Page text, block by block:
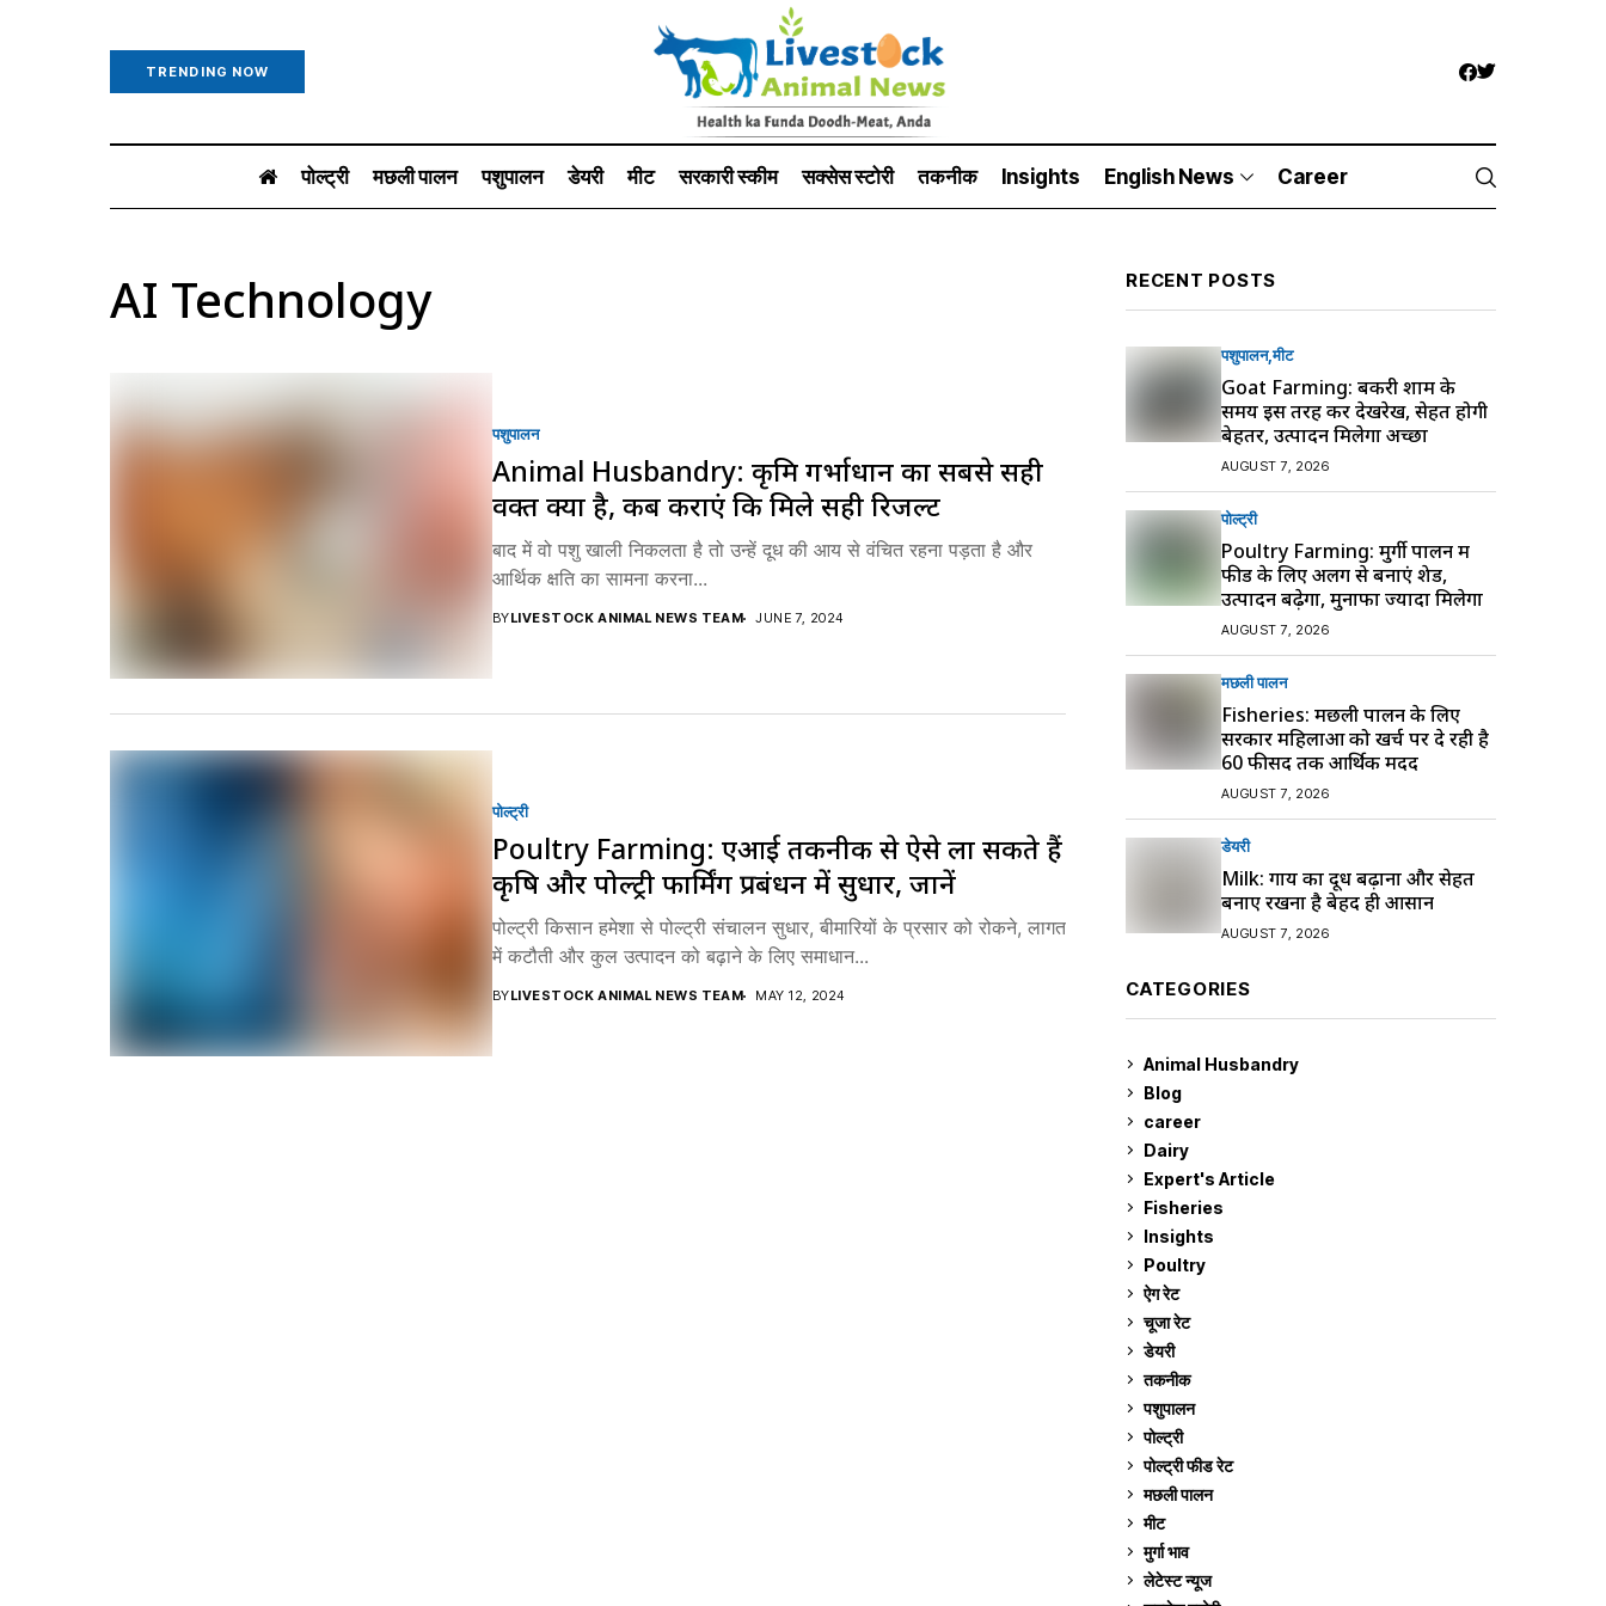
TRENDING NOW
पोल्ट्री मछली पालन पशुपालन डेयरी मीट सरकारी स्की‍म सक्सेस स्टो‍री तकनीक Insights English News Career
AI Technology
पशुपालन
Animal Husbandry: कृत्रिम गर्भाधान का सबसे सही
वक्त क्या है, कब कराएं कि मिले सही रिजल्ट
बाद में वो पशु खाली निकलता है तो उन्हें दूध की आय से वंचित रहना पड़ता है और
आर्थिक क्षति का सामना करना...
BYLIVESTOCK ANIMAL NEWS TEAM JUNE 7, 2024
पोल्ट्री
Poultry Farming: एआई तकनीक से ऐसे ला सकते हैं
कृषि और पोल्ट्री फार्मिंग प्रबंधन में सुधार, जानें
पोल्ट्री किसान हमेशा से पोल्ट्री संचालन सुधार, बीमारियों के प्रसार को रोकने, लागत
में कटौती और कुल उत्पादन को बढ़ाने के लिए समाधान...
BYLIVESTOCK ANIMAL NEWS TEAM MAY 12, 2024
RECENT POSTS
पशुपालन मीट
Goat Farming: बकरी शाम के
समय इस तरह करें देखरेख, सेहत होगी
बेहतर, उत्पादन मिलेगा अच्छा
AUGUST 7, 2026
पोल्ट्री
Poultry Farming: मुर्गी पालन में
फीड के लिए अलग से बनाएं शेड,
उत्पादन बढ़ेगा, मुनाफा ज्यादा मिलेगा
AUGUST 7, 2026
मछली पालन
Fisheries: मछली पालन के लिए
सरकार महिलाओं को खर्च पर दे रही है
60 फीसद तक आर्थिक मदद
AUGUST 7, 2026
डेयरी
Milk: गाय का दूध बढ़ाना और सेहत
बनाए रखना है बेहद ही आसान
AUGUST 7, 2026
CATEGORIES
Animal Husbandry
Blog
career
Dairy
Expert's Article
Fisheries
Insights
Poultry
ऐग रेट
चूजा रेट
डेयरी
तकनीक
पशुपालन
पोल्ट्री
पोल्ट्री फीड रेट
मछली पालन
मीट
मुर्गा भाव
लेटेस्ट न्यूज